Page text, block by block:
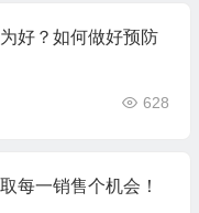
好？如何做好预防
628
每一销售个机会！